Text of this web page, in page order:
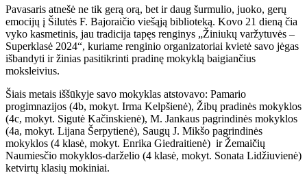
Pavasaris atnešė ne tik gerą orą, bet ir daug šurmulio, juoko, gerų
emocijų į Šilutės F. Bajoraičio viešąją biblioteką. Kovo 21 dieną čia
vyko kasmetinis, jau tradicija tapęs renginys „Žiniukų varžytuvės –
Superklasė 2024“, kuriame renginio organizatoriai kvietė savo jėgas
išbandyti ir žinias pasitikrinti pradinę mokyklą baigiančius
moksleivius.
Šiais metais iššūkyje savo mokyklas atstovavo: Pamario
progimnazijos (4b, mokyt. Irma Kelpšienė), Žibų pradinės mokyklos
(4c, mokyt. Sigutė Kačinskienė), M. Jankaus pagrindinės mokyklos
(4a, mokyt. Lijana Šerpytienė), Saugų J. Mikšo pagrindinės
mokyklos (4 klasė, mokyt. Enrika Giedraitienė) ir Žemaičių
Naumiesčio mokyklos-darželio (4 klasė, mokyt. Sonata Lidžiuvienė)
ketvirtų klasių mokiniai.